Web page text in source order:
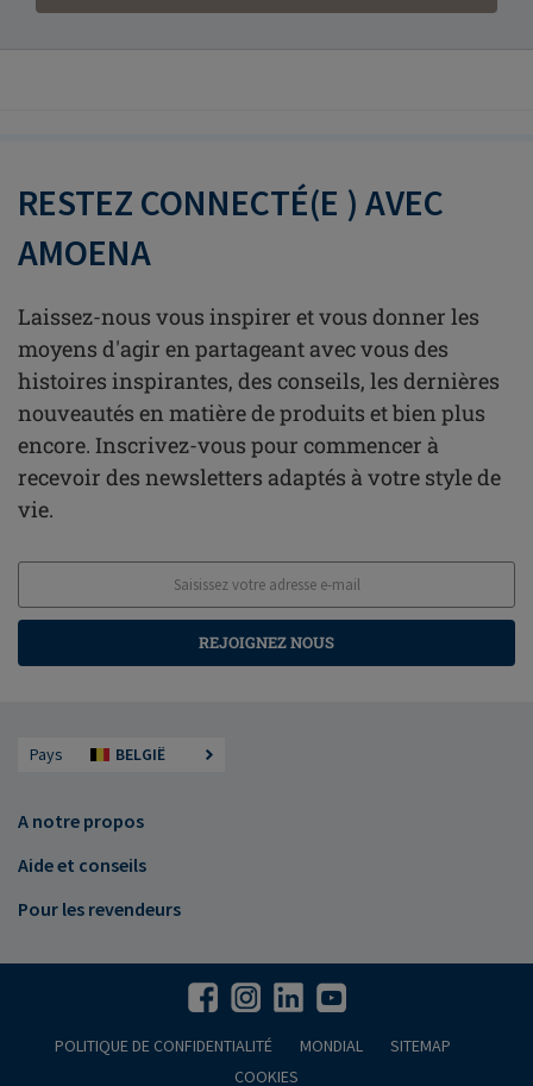
RESTEZ CONNECTÉ(E ) AVEC
AMOENA
Laissez-nous vous inspirer et vous donner les
moyens d'agir en partageant avec vous des
histoires inspirantes, des conseils, les dernières
nouveautés en matière de produits et bien plus
encore. Inscrivez-vous pour commencer à
recevoir des newsletters adaptés à votre style de
vie.
REJOIGNEZ NOUS
Pays BELGIË
A notre propos
Aide et conseils
Pour les revendeurs
POLITIQUE DE CONFIDENTIALITÉ MONDIAL
SITEMAP
COOKIES